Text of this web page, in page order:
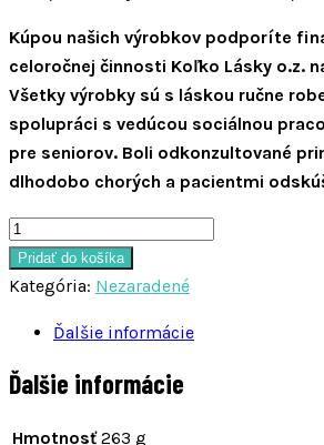
Kúpou našich výrobkov podporíte
celoročnej činnosti Koľko Lásky o.z.
Všetky výrobky sú s láskou ručne
spolupráci s vedúcou sociálnou
pre seniorov. Boli odkonzultované
dlhodobo chorých a pacientmi
množstvo
Sada
Anna
Pridať do košíka
Kategória: Nezaradené
Ďalšie informácie
Ďalšie informácie
Hmotnosť 263 g